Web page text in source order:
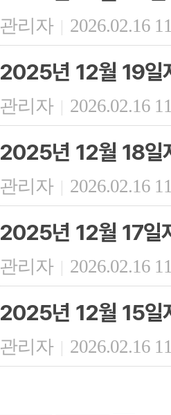
관리자 | 2026.02.16
2025년 12월 19일
관리자 | 2026.02.16
2025년 12월 18일
관리자 | 2026.02.16
2025년 12월 17일
관리자 | 2026.02.16
2025년 12월 15일
관리자 | 2026.02.16